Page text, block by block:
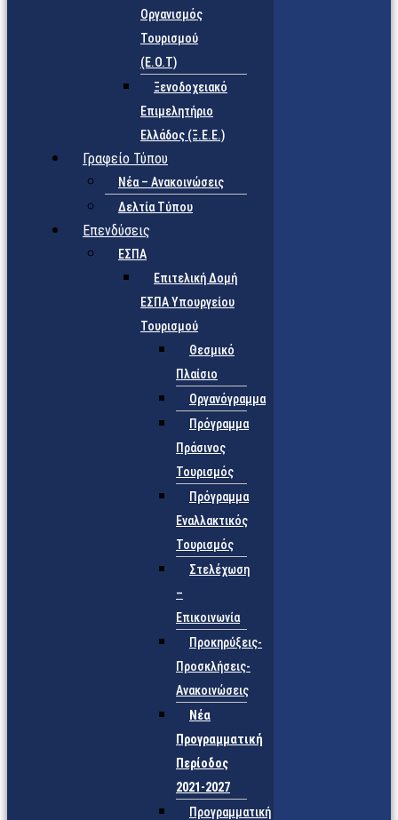
Οργανισμός
Τουρισμού
(Ε.Ο.Τ)
Ξενοδοχειακό
Επιμελητήριο
Ελλάδος (Ξ.Ε.Ε.)
Γραφείο Τύπου
Νέα – Ανακοινώσεις
Δελτία Τύπου
Επενδύσεις
ΕΣΠΑ
Επιτελική Δομή
ΕΣΠΑ Υπουργείου
Τουρισμού
Θεσμικό
Πλαίσιο
Οργανόγραμμα
Πρόγραμμα
Πράσινος
Τουρισμός
Πρόγραμμα
Εναλλακτικός
Τουρισμός
Στελέχωση
–
Επικοινωνία
Προκηρύξεις-
Προσκλήσεις-
Ανακοινώσεις
Νέα
Προγραμματική
Περίοδος
2021-2027
Προγραμματική